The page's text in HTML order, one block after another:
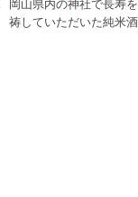
岡山県内の神社で長寿
祷していただいた純米酒